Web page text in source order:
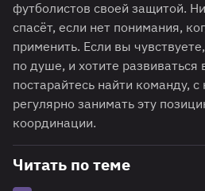
футболистов своей защитой.
спасёт, если нет понимания,
применить. Если вы
по душе, и хотите
постарайтесь найти команду,
регулярно занимать эту
координации.
Читать по теме